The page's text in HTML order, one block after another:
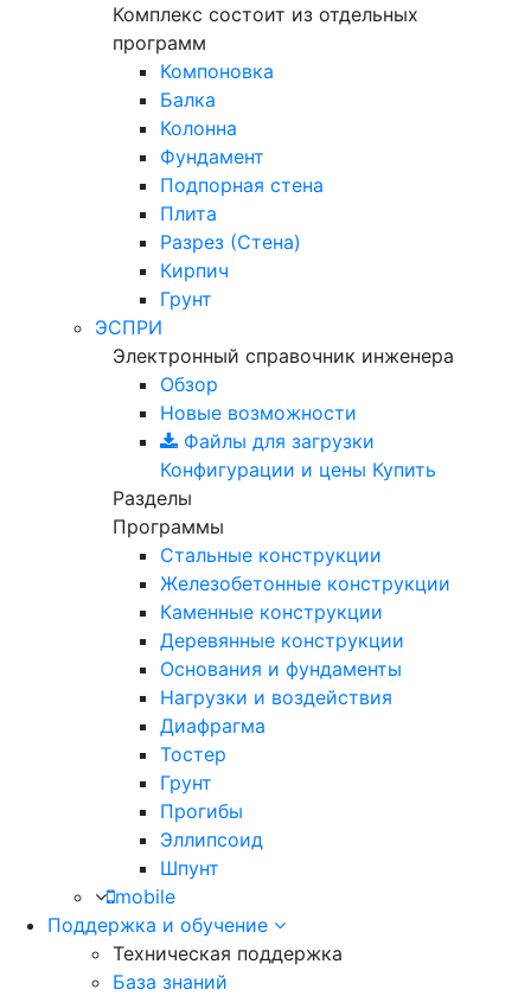
Комплекс состоит из отдельных
программ
Компоновка
Балка
Колонна
Фундамент
Подпорная стена
Плита
Разрез (Стена)
Кирпич
Грунт
ЭСПРИ
Электронный справочник инженера
Обзор
Новые возможности
Файлы для загрузки
Конфигурации и цены Купить
Разделы
Программы
Стальные конструкции
Железобетонные конструкции
Каменные конструкции
Деревянные конструкции
Основания и фундаменты
Нагрузки и воздействия
Диафрагма
Тостер
Грунт
Прогибы
Эллипсоид
Шпунт
mobile
Поддержка и обучение
Техническая поддержка
База знаний